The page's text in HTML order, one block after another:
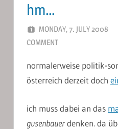
hm…
MONDAY, 7. JULY 2008
COMMENT
normalerweise politik-
österreich derzeit doch
ich muss dabei an das
gusenbauerdenken. da